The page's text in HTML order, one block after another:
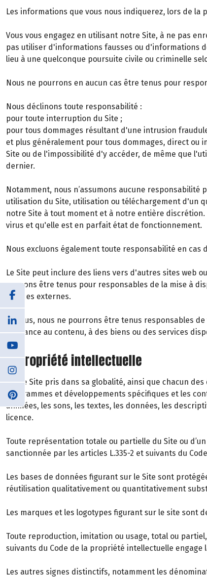
Les informations que vous nous indiquerez, lors de la
Vous vous engagez en utilisant notre Site, à ne pas
pas utiliser d'informations fausses ou d'informations
lieu à une quelconque poursuite civile ou criminelle
Nous ne pourrons en aucun cas être tenus pour
Nous déclinons toute responsabilité :
pour toute interruption du Site ;
pour tous dommages résultant d'une intrusion
et plus généralement pour tous dommages, direct ou
Site ou de l'impossibilité d'y accéder, de même que
dernier.
Notamment, nous n’assumons aucune
utilisation du Site, utilisation ou téléchargement d'un
notre Site à tout moment et à notre entière
virus et qu'elle est en parfait état de fonctionnement.
Nous excluons également toute responsabilité en
Le Site peut inclure des liens vers d'autres sites web
pouvons être tenus pour responsables de la mise à
sources externes.
De plus, nous ne pourrons être tenus responsables
confiance au contenu, à des biens ou des services
6. Propriété intellectuelle
Notre Site pris dans sa globalité, ainsi que chacun
programmes et développements spécifiques et les
animées, les sons, les textes, les données, les
licence.
Toute représentation totale ou partielle du Site ou
sanctionnée par les articles L.335-2 et suivants du
Les bases de données figurant sur le Site sont
réutilisation qualitativement ou quantitativement
Les marques et les logotypes figurant sur le site sont
Toute reproduction, imitation ou usage, total ou
suivants du Code de la propriété intellectuelle engage
Les autres signes distinctifs, notamment les